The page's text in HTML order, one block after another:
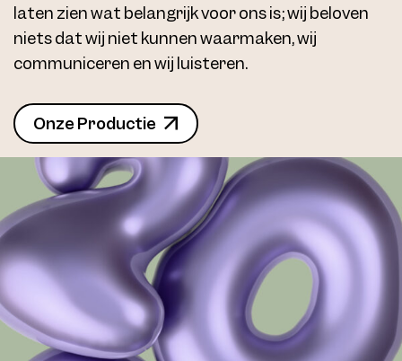
laten zien wat belangrijk voor ons is; wij beloven
niets dat wij niet kunnen waarmaken, wij
communiceren en wij luisteren.
Onze Productie